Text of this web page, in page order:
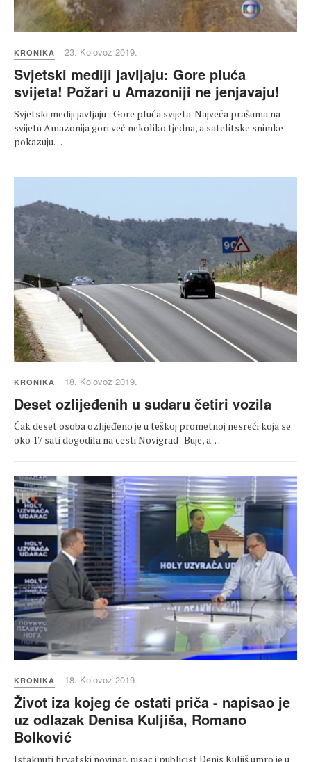
KRONIKA 23. Kolovoz 2019.
Svjetski mediji javljaju: Gore pluća
svijeta! Požari u Amazoniji ne jenjavaju!
Svjetski mediji javljaju - Gore pluća svijeta. Najveća prašuma na
svijetu Amazonija gori već nekoliko tjedna, a satelitske snimke
pokazuju…
KRONIKA 18. Kolovoz 2019.
Deset ozlijeđenih u sudaru četiri vozila
Čak deset osoba ozlijeđeno je u teškoj prometnoj nesreći koja se
oko 17 sati dogodila na cesti Novigrad- Buje, a…
KRONIKA 18. Kolovoz 2019.
Život iza kojeg će ostati priča - napisao je
uz odlazak Denisa Kuljiša, Romano
Bolković
Istaknuti hrvatski novinar, pisac i publicist Denis Kuljiš umro je u